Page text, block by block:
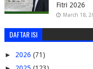
Fitri 2026
March 18,
DAFTAR ISI
► 2026 (71)